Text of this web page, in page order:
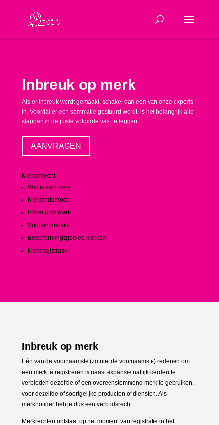
Inbreuk op merk
Als er inbreuk wordt gemaakt, schakel dan een van onze experts
in. Voordat er een sommatie gestuurd wordt, is het belangrijk alle
stappen in de juiste volgorde vast te leggen.
AANVRAGEN
Merkenrecht
Wat is een merk
Merkonderzoek
Inbreuk op merk
Soorten merken
Beschermingsgebied merken
Merkregistratie
Inbreuk op merk
Eén van de voornaamste (zo niet de voornaamste) redenen om
een merk te registreren is naast expansie nattijk derden te
verbieden dezelfde of een overeenstemmend merk te gebruiken,
voor dezelfde of soortgelijke producten of diensten. Als
merkhouder heb je dus een verbodsrecht.
Merkrechten ontstaat op het moment van registratie in het